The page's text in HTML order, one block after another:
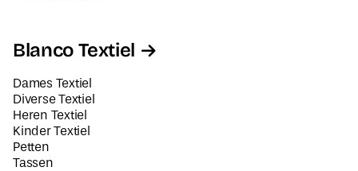
Blanco Textiel
Dames Textiel
Diverse Textiel
Heren Textiel
Kinder Textiel
Petten
Tassen